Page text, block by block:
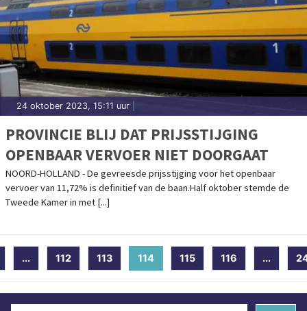
24 oktober 2023, 15:11 uur
PROVINCIE BLIJ DAT PRIJSSTIJGING
OPENBAAR VERVOER NIET DOORGAAT
NOORD-HOLLAND - De gevreesde prijsstijging voor het openbaar
vervoer van 11,72% is definitief van de baan.Half oktober stemde de
Tweede Kamer in met [...]
... 112 113 114 (current)
115 116 ...